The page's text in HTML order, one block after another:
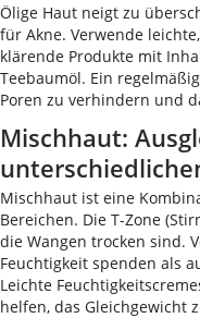
Ölige Haut neigt zu
für Akne. Verwende
klärende Produkte mit
Teebaumöl. Ein
Poren zu verhindern und
Mischhaut:
Mischhaut ist eine
Bereichen. Die T-Zone
die Wangen trocken sind.
Feuchtigkeit spenden als
Leichte
helfen, das Gleichgewicht